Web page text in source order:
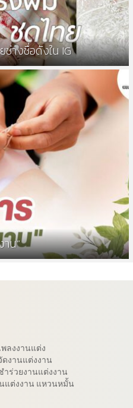
ช่างชื่อดังใน IG
น”
พลงงานแต่ง
ดงานแต่งงาน
ำร่วยงานแต่งงาน
แต่งงาน แหวนหมั้น